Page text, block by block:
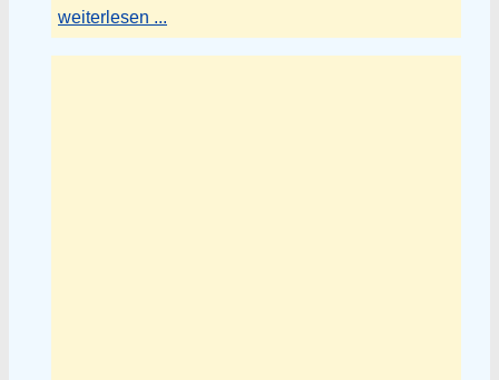
weiterlesen ...